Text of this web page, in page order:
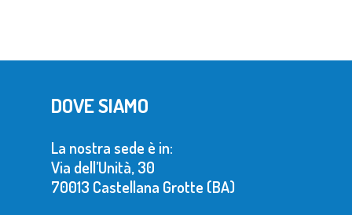
DOVE SIAMO
La nostra sede è in:
Via dell’Unità, 30
70013 Castellana Grotte (BA)